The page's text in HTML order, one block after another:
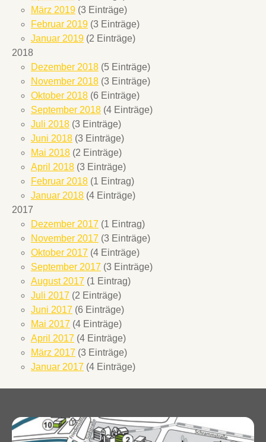
März 2019 (3 Einträge)
Februar 2019 (3 Einträge)
Januar 2019 (2 Einträge)
2018
Dezember 2018 (5 Einträge)
November 2018 (3 Einträge)
Oktober 2018 (6 Einträge)
September 2018 (4 Einträge)
Juli 2018 (3 Einträge)
Juni 2018 (3 Einträge)
Mai 2018 (2 Einträge)
April 2018 (3 Einträge)
Februar 2018 (1 Eintrag)
Januar 2018 (4 Einträge)
2017
Dezember 2017 (1 Eintrag)
November 2017 (3 Einträge)
Oktober 2017 (4 Einträge)
September 2017 (3 Einträge)
August 2017 (1 Eintrag)
Juli 2017 (2 Einträge)
Juni 2017 (6 Einträge)
Mai 2017 (4 Einträge)
April 2017 (4 Einträge)
März 2017 (3 Einträge)
Januar 2017 (4 Einträge)